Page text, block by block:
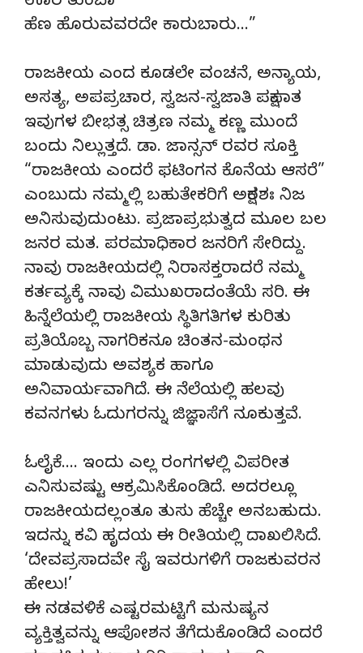
ಹೆಣ ಹೊರುವವರದೇ ಕಾರುಬಾರು…”
ರಾಜಕೀಯ ಎಂದ ಕೂಡಲೇ ವಂಚನೆ, ಅನ್ಯಾಯ,
ಅಸತ್ಯ, ಅಪಪ್ರಚಾರ, ಸ್ವಜನ-ಸ್ವಜಾತಿ ಪಕ್ಷಪಾತ
ಇವುಗಳ ಬೀಭತ್ಸ ಚಿತ್ರಣ ನಮ್ಮ ಕಣ್ಣ ಮುಂದೆ
ಬಂದು ನಿಲ್ಲುತ್ತದೆ. ಡಾ. ಜಾನ್ಸನ್ ರವರ ಸೂಕ್ತಿ
“ರಾಜಕೀಯ ಎಂದರೆ ಫಟಿಂಗನ ಕೊನೆಯ ಆಸರೆ”
ಎಂಬುದು ನಮ್ಮಲ್ಲಿ ಬಹುತೇಕರಿಗೆ ಅಕ್ಷರಶಃ ನಿಜ
ಅನಿಸುವುದುಂಟು. ಪ್ರಜಾಪ್ರಭುತ್ವದ ಮೂಲ ಬಲ
ಜನರ ಮತ. ಪರಮಾಧಿಕಾರ ಜನರಿಗೆ ಸೇರಿದ್ದು.
ನಾವು ರಾಜಕೀಯದಲ್ಲಿ ನಿರಾಸಕ್ತರಾದರೆ ನಮ್ಮ
ಕರ್ತವ್ಯಕ್ಕೆ ನಾವು ವಿಮುಖರಾದಂತೆಯೆ ಸರಿ. ಈ
ಹಿನ್ನೆಲೆಯಲ್ಲಿ ರಾಜಕೀಯ ಸ್ಥಿತಿಗತಿಗಳ ಕುರಿತು
ಪ್ರತಿಯೊಬ್ಬ ನಾಗರಿಕನೂ ಚಿಂತನ-ಮಂಥನ
ಮಾಡುವುದು ಅವಶ್ಯಕ ಹಾಗೂ
ಅನಿವಾರ್ಯವಾಗಿದೆ. ಈ ನೆಲೆಯಲ್ಲಿ ಹಲವು
ಕವನಗಳು ಓದುಗರನ್ನು ಜಿಜ್ಞಾಸೆಗೆ ನೂಕುತ್ತವೆ.
ಓಲೈಕೆ…. ಇಂದು ಎಲ್ಲ ರಂಗಗಳಲ್ಲಿ ವಿಪರೀತ
ಎನಿಸುವಷ್ಟು ಆಕ್ರಮಿಸಿಕೊಂಡಿದೆ. ಅದರಲ್ಲೂ
ರಾಜಕೀಯದಲ್ಲಂತೂ ತುಸು ಹೆಚ್ಚೇ ಅನಬಹುದು.
ಇದನ್ನು ಕವಿ ಹೃದಯ ಈ ರೀತಿಯಲ್ಲಿ ದಾಖಲಿಸಿದೆ.
‘ದೇವಪ್ರಸಾದವೇ ಸೈ ಇವರುಗಳಿಗೆ ರಾಜಕುವರನ
ಹೇಲು!’
ಈ ನಡವಳಿಕೆ ಎಷ್ಟರಮಟ್ಟಿಗೆ ಮನುಷ್ಯನ
ವ್ಯಕ್ತಿತ್ವವನ್ನು ಆಪೋಶನ ತೆಗೆದುಕೊಂಡಿದೆ ಎಂದರೆ